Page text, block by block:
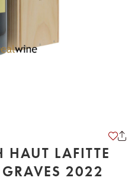
HAUT LAFITTE
CRU CLASSÉ DE GRAVES 2022